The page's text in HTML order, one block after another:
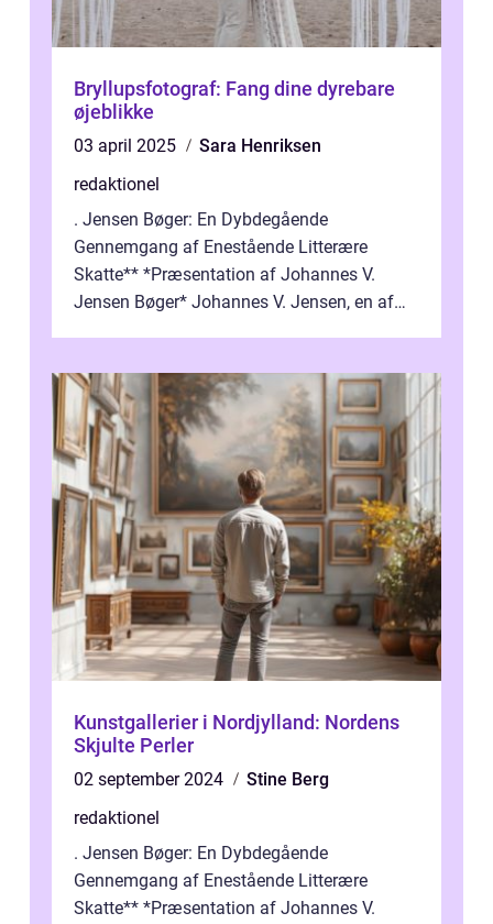
Bryllupsfotograf: Fang dine dyrebare
øjeblikke
03 april 2025
Sara Henriksen
redaktionel
. Jensen Bøger: En Dybdegående
Gennemgang af Enestående Litterære
Skatte** *Præsentation af Johannes V.
Jensen Bøger* Johannes V. Jensen, en af
Kunstgallerier i Nordjylland: Nordens
Skjulte Perler
02 september 2024
Stine Berg
redaktionel
. Jensen Bøger: En Dybdegående
Gennemgang af Enestående Litterære
Skatte** *Præsentation af Johannes V.